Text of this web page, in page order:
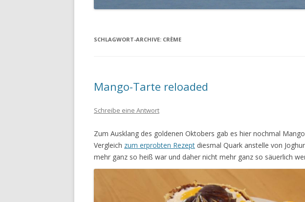
SCHLAGWORT-ARCHIVE: CRÈME
Mango-Tarte reloaded
Schreibe eine Antwort
Zum Ausklang des goldenen Oktobers gab es hier nochmal
Vergleich zum erprobten Rezept diesmal Quark anstelle von
mehr ganz so heiß war und daher nicht mehr ganz so säuerlich